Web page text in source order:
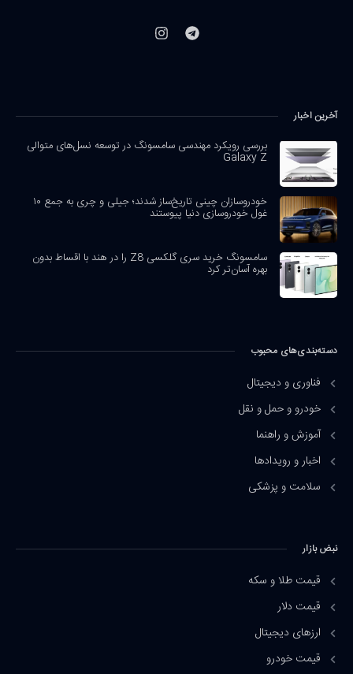
آخرین اخبار
بررسی رویکرد مهندسی سامسونگ در توسعه نسل‌های متوالی
Galaxy Z
خودروسازان چینی تاریخ‌ساز شدند؛ جیلی و چری به جمع ۱۰
غول خودروسازی دنیا پیوستند
سامسونگ خرید سری گلکسی Z8 را در هند با اقساط بدون
بهره آسان‌تر کرد
دسته‌بندی‌های محبوب
فناوری و دیجیتال
خودرو و حمل و نقل
آموزش و راهنما
اخبار و رویدادها
سلامت و پزشکی
نبض بازار
قیمت طلا و سکه
قیمت دلار
ارزهای دیجیتال
قیمت خودرو